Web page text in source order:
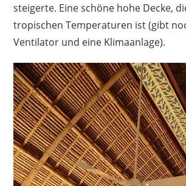
steigerte. Eine schöne hohe Decke,
tropischen Temperaturen ist (gibt
Ventilator und eine Klimaanlage).